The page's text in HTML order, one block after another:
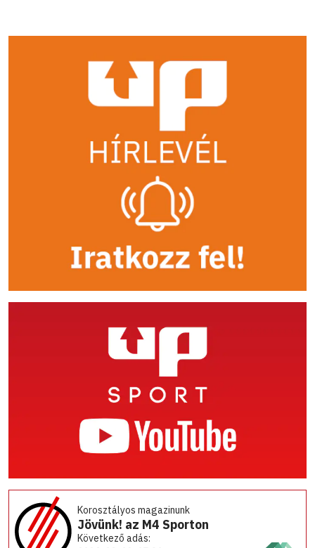
Korosztályos magazinunk
Jövünk! az M4 Sporton
Következő adás: